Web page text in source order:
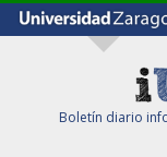
Boletín diario